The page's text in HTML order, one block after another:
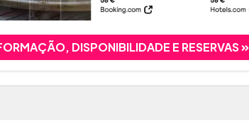
DISPONIBILIDADE E RESERVAS